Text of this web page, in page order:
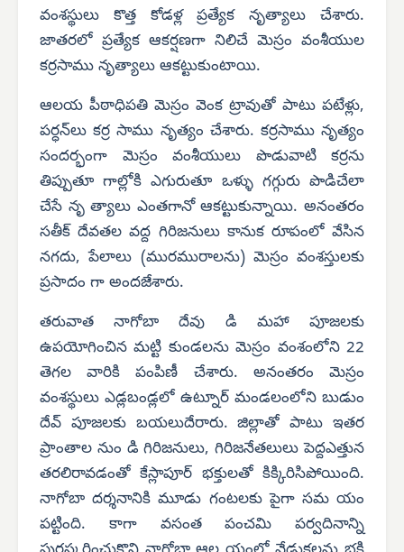
వంశస్థులు కొత్త కోడళ్ల ప్రత్యేక నృత్యాలు చేశారు.
జాతరలో ప్రత్యేక ఆకర్షణగా నిలిచే మెస్రం వంశీయుల
కర్రసాము నృత్యాలు ఆకట్టుకుంటాయి.
ఆలయ పీఠాధిపతి మెస్రం వెంక ట్రావుతో పాటు పటేళ్లు,
పర్ధన్‌లు కర్ర సాము నృత్యం చేశారు. కర్రసాము నృత్యం
సందర్భంగా మెస్రం వంశీయులు పొడువాటి కర్రను
తిప్పుతూ గాల్లోకి ఎగురుతూ ఒళ్ళు గగ్గురు పొడిచేలా
చేసే నృ త్యాలు ఎంతగానో ఆకట్టుకున్నాయి. అనంతరం
సతీక్ దేవతల వద్ద గిరిజనులు కానుక రూపంలో వేసిన
నగదు, పేలాలు (మురమురాలను) మెస్రం వంశస్తులకు
ప్రసాదం గా అందజేశారు.
తరువాత నాగోబా దేవు డి మహా పూజలకు
ఉపయోగించిన మట్టి కుండలను మెస్రం వంశంలోని 22
తెగల వారికి పంపిణీ చేశారు. అనంతరం మెస్రం
వంశస్థులు ఎడ్లబండ్లలో ఉట్నూర్ మండలంలోని బుడుం
దేవ్ పూజలకు బయలుదేరారు. జిల్లాతో పాటు ఇతర
ప్రాంతాల నుం డి గిరిజనులు, గిరిజనేతలులు పెద్దఎత్తున
తరలిరావడంతో కేస్లాపూర్ భక్తులతో కిక్కిరిసిపోయింది.
నాగోబా దర్శనానికి మూడు గంటలకు పైగా సమ యం
పట్టింది. కాగా వసంత పంచమి పర్వదినాన్ని